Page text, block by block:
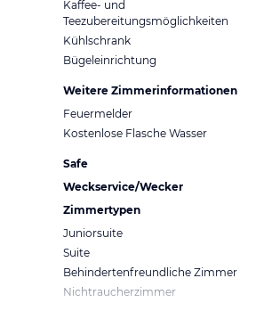
Kaffee- und
Teezubereitungsmöglichkeiten
Kühlschrank
Bügeleinrichtung
Weitere Zimmerinformationen
Feuermelder
Kostenlose Flasche Wasser
Safe
Weckservice/Wecker
Zimmertypen
Juniorsuite
Suite
Behindertenfreundliche Zimmer
Nichtraucherzimmer